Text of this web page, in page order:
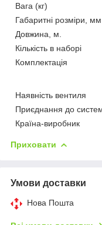
Вага (кг)
Габаритні розміри, мм
Довжина, м.
Кількість в наборі
Комплектація
Наявність вентиля
Приєднання до
Країна-виробник
Приховати
Умови доставки
Нова Пошта